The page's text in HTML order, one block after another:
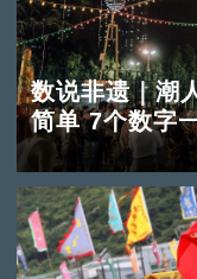
数说非遗｜潮
简单 7个数